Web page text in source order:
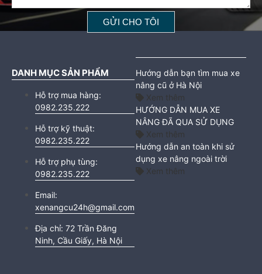
DANH MỤC SẢN PHẨM
Hỗ trợ mua hàng:
0982.235.222
Hỗ trợ kỹ thuật:
0982.235.222
Hỗ trợ phụ tùng:
0982.235.222
Email:
xenangcu24h@gmail.com
Địa chỉ: 72 Trần Đăng
Ninh, Cầu Giấy, Hà Nội
Hướng dẫn bạn tìm mua xe
nâng cũ ở Hà Nội
Xem thêm
HƯỚNG DẪN MUA XE
NÂNG ĐÃ QUA SỬ DỤNG
Xem thêm
Hướng dẫn an toàn khi sử
dụng xe nâng ngoài trời
Xem thêm